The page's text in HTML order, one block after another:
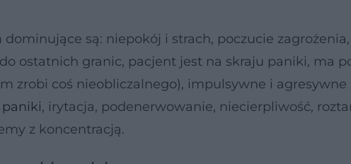
są: niepokój i strach, poczucie
ostatnich granic, pacjent jest na skraju paniki, ma
zrobi coś nieobliczalnego), impulsywne i agresywne
, irytacja, podenerwowanie, niecierpliwość,
z koncentracją.